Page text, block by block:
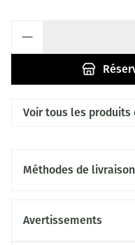
Voir tous les produits
Méthodes de
Avertissements